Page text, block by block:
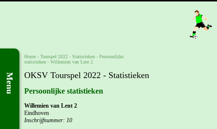
Menu
Home - Tourspel 2022 - Statistieken - Persoonlijke
statistieken - Willemien van Lent 2
OKSV Tourspel 2022 - Statistieken
Persoonlijke statistieken
Willemien van Lent 2
Eindhoven
Inschrijfnummer: 10